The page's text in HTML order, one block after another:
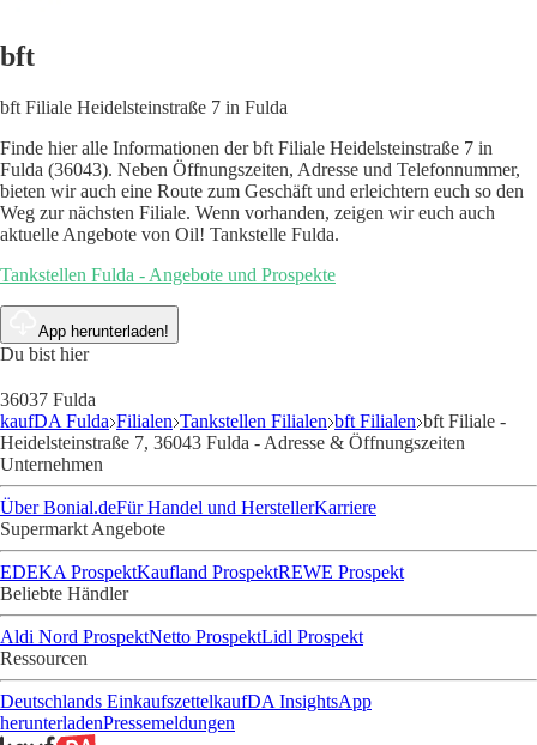
bft
bft Filiale Heidelsteinstraße 7 in Fulda
Finde hier alle Informationen der bft Filiale Heidelsteinstraße 7 in
Fulda (36043). Neben Öffnungszeiten, Adresse und Telefonnummer,
bieten wir auch eine Route zum Geschäft und erleichtern euch so den
Weg zur nächsten Filiale. Wenn vorhanden, zeigen wir euch auch
aktuelle Angebote von Oil! Tankstelle Fulda.
Tankstellen Fulda - Angebote und Prospekte
App herunterladen!
Du bist hier
36037 Fulda
kaufDA Fulda Filialen Tankstellen Filialen bft Filialen bft Filiale -
Heidelsteinstraße 7, 36043 Fulda - Adresse & Öffnungszeiten
Unternehmen
Über Bonial.deFür Handel und HerstellerKarriere
Supermarkt Angebote
EDEKA ProspektKaufland ProspektREWE Prospekt
Beliebte Händler
Aldi Nord ProspektNetto ProspektLidl Prospekt
Ressourcen
Deutschlands EinkaufszettelkaufDA InsightsApp
herunterladenPressemeldungen